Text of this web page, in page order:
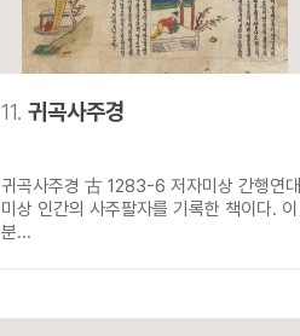
11. 귀곡사주경
귀곡사주경 古 1283-6 저자미상 간행연대
미상 인간의 사주팔자를 기록한 책이다. 이
분...